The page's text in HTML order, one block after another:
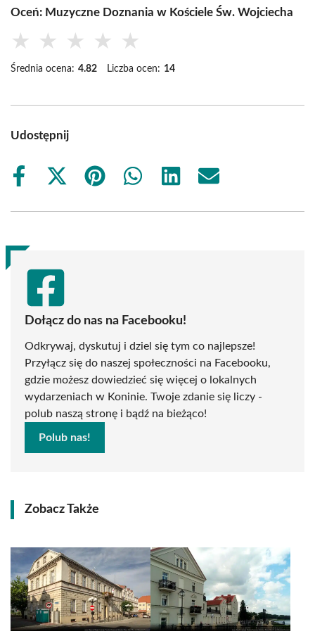
Oceń: Muzyczne Doznania w Kościele Św. Wojciecha
★ ★ ★ ★ ★
Średnia ocena: 4.82 Liczba ocen: 14
Udostępnij
Share
Share
(Twitter)
Share
Share
Share
Share
Dołącz do nas na Facebooku!
Odkrywaj, dyskutuj i dziel się tym co najlepsze!
Przyłącz się do naszej społeczności na Facebooku,
gdzie możesz dowiedzieć się więcej o lokalnych
wydarzeniach w Koninie. Twoje zdanie się liczy -
polub naszą stronę i bądź na bieżąco!
Polub nas!
Zobacz Także